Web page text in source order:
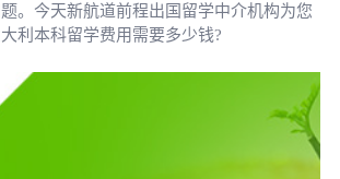
。今天新航道前程出国留学中介机构为您
利本科留学费用需要多少钱?